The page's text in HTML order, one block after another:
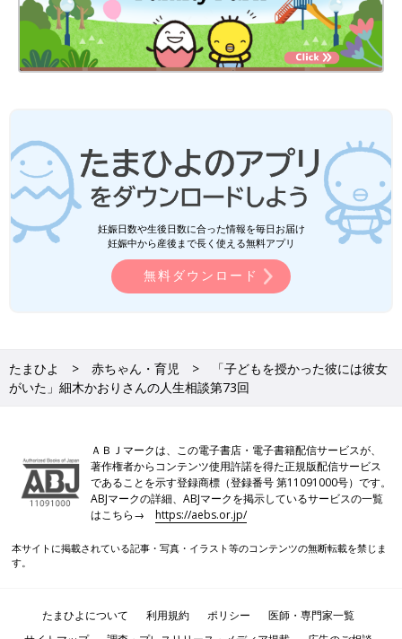
妊娠日数や生後日数に合った情報を毎日お届け
妊娠中から産後まで長く使える無料アプリ
無料ダウンロード
たまひよ 赤ちゃん・育児
「子どもを授かった彼には彼女
がいた」細木かおりさんの人生相談第73回
ＡＢＪマークは、この電子書店・電子書籍配信サービスが、
著作権者からコンテンツ使用許諾を得た正規版配信サービス
であることを示す登録商標（登録番号 第11091000号）です。
ABJマークの詳細、ABJマークを掲示しているサービスの一覧
はこちら→https://aebs.or.jp/
本サイトに掲載されている記事・写真・イラスト等のコンテンツの無断転載を禁じま
す。
たまひよについて 利用規約 ポリシー
医師・専門家一覧